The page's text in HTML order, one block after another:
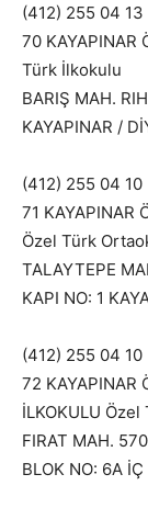
(412) 255 04 13
70 KAYAPINAR
Türk İlkokulu
BARIŞ MAH.
KAYAPINAR /
(412) 255 04 10
71 KAYAPINAR
Özel Türk
TALAYTEPE
KAPI NO: 1
(412) 255 04 10
72 KAYAPINAR
İLKOKULU
FIRAT MAH.
BLOK NO: 6A